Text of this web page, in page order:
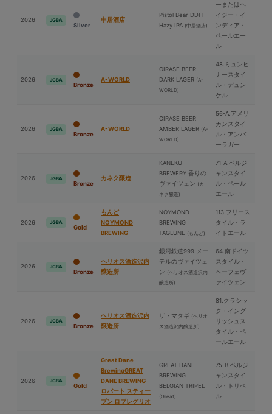
2026 JGBA
Silver
中居酒店
Pistol Bear DDH
Hazy IPA (中居酒店)
ーまたはヘ
イジー・イ
ンディア・
ペールエー
ル
2026 JGBA
Bronze
A-WORLD
OIRASE BEER
DARK LAGER (A-
WORLD)
48.ミュンヒ
ナースタイ
ル・デュン
ケル
2026 JGBA
Bronze
A-WORLD
OIRASE BEER
AMBER LAGER (A-
WORLD)
56-A.アメリ
カンスタイ
ル・アンバ
ーラガー
2026 JGBA
Bronze
カネク醸造
KANEKU
BREWERY 香りの
ヴァイツェン (カ
ネク醸造)
71-A.ベルジ
ャンスタイ
ル・ペール
エール
2026 JGBA
Gold
もんど
NOYMOND
BREWING
NOYMOND
BREWING
TAGLUNE (もんど)
113.フリース
タイル・ラ
イトエール
2026 JGBA
Bronze
ヘリオス酒造沢内
醸造所
銀河鉄道999 メー
テルのヴァイツェ
ン (ヘリオス酒造沢内
醸造所)
64.南ドイツ
スタイル・
ヘーフェヴ
ァイツェン
2026 JGBA
Bronze
ヘリオス酒造沢内
醸造所
ザ・マタギ (ヘリオ
ス酒造沢内醸造所)
81.クラシッ
ク・イング
リッシュス
タイル・ペ
ールエール
2026 JGBA
Gold
Great Dane
BrewingGREAT
DANE BREWING
ロバート スティー
ブン ロブレグリオ
GREAT DANE
BREWING
BELGIAN TRIPEL
(Great)
75-B.ベルジ
ャンスタイ
ル・トリペ
ル